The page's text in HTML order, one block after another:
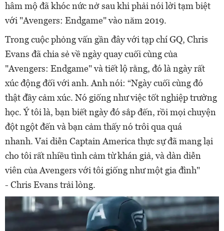
hâm mộ đã khóc nức nở sau khi phải nói lời tạm biệt
với "Avengers: Endgame" vào năm 2019.
Trong cuộc phỏng vấn gần đây với tạp chí GQ, Chris
Evans đã chia sẻ về ngày quay cuối cùng của
"Avengers: Endgame" và tiết lộ rằng, đó là ngày rất
xúc động đối với anh. Anh nói: “Ngày cuối cùng đó
thật đầy cảm xúc. Nó giống như việc tốt nghiệp trường
học. Ý tôi là, bạn biết ngày đó sắp đến, rồi mọi chuyện
đột ngột đến và bạn cảm thấy nó trôi qua quá
nhanh. Vai diễn Captain America thực sự đã mang lại
cho tôi rất nhiều tình cảm từ khán giả, và dàn diễn
viên của Avengers với tôi giống như một gia đình"
- Chris Evans trải lòng.